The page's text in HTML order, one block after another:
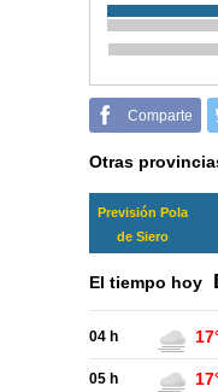
Comparte
Otras
Previsión Pola
de Siero
El tiempo hoy
04 h
05 h